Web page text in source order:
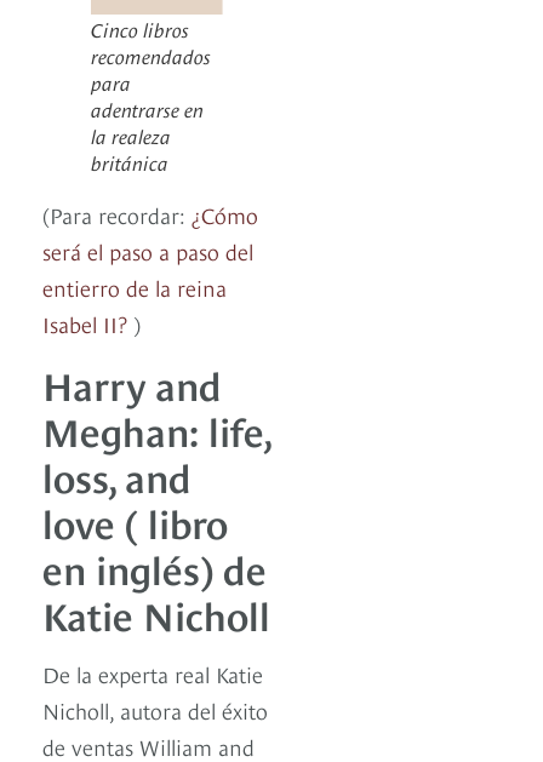
Cinco libros
recomendados
para
adentrarse en
la realeza
británica
(Para recordar: ¿Cómo
será el paso a paso del
entierro de la reina
Isabel II? )
Harry and
Meghan: life,
loss, and
love ( libro
en inglés) de
Katie Nicholl
De la experta real Katie
Nicholl, autora del éxito
de ventas William and